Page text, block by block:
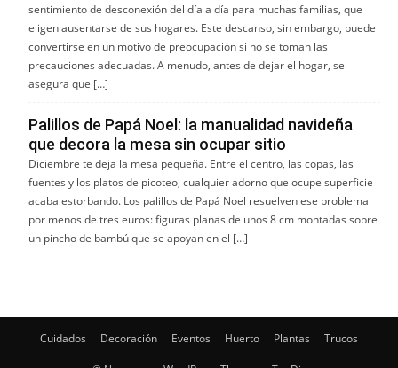
sentimiento de desconexión del día a día para muchas familias, que
eligen ausentarse de sus hogares. Este descanso, sin embargo, puede
convertirse en un motivo de preocupación si no se toman las
precauciones adecuadas. A menudo, antes de dejar el hogar, se
asegura que […]
Palillos de Papá Noel: la manualidad navideña
que decora la mesa sin ocupar sitio
Diciembre te deja la mesa pequeña. Entre el centro, las copas, las
fuentes y los platos de picoteo, cualquier adorno que ocupe superficie
acaba estorbando. Los palillos de Papá Noel resuelven ese problema
por menos de tres euros: figuras planas de unos 8 cm montadas sobre
un pincho de bambú que se apoyan en el […]
Cuidados Decoración Eventos Huerto Plantas Trucos